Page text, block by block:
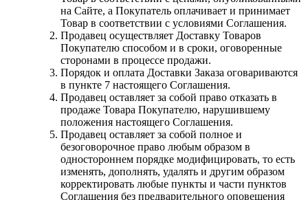
на Сайте, а Покупатель оплачивает и принимает
Товар в соответствии с условиями Соглашения.
Продавец осуществляет Доставку Товаров
Покупателю способом и в сроки, оговоренные
сторонами в процессе продажи.
Порядок и оплата Доставки Заказа оговариваются
в пункте 7 настоящего Соглашения.
Продавец оставляет за собой право отказать в
продаже Товара Покупателю, нарушившему
положения настоящего Соглашения.
Продавец оставляет за собой полное и
безоговорочное право любым образом в
одностороннем порядке модифицировать, то есть
изменять, дополнять, удалять и другим образом
корректировать любые пункты и части пунктов
Соглашения без предварительного оповещения